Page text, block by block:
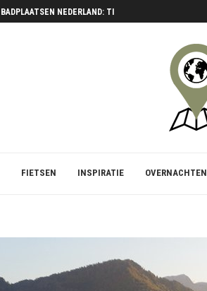
NEDERLAND: TIPS VOOR STRAND EN ZEE
FIETSEN INSPIRATIE OVERNACHTEN